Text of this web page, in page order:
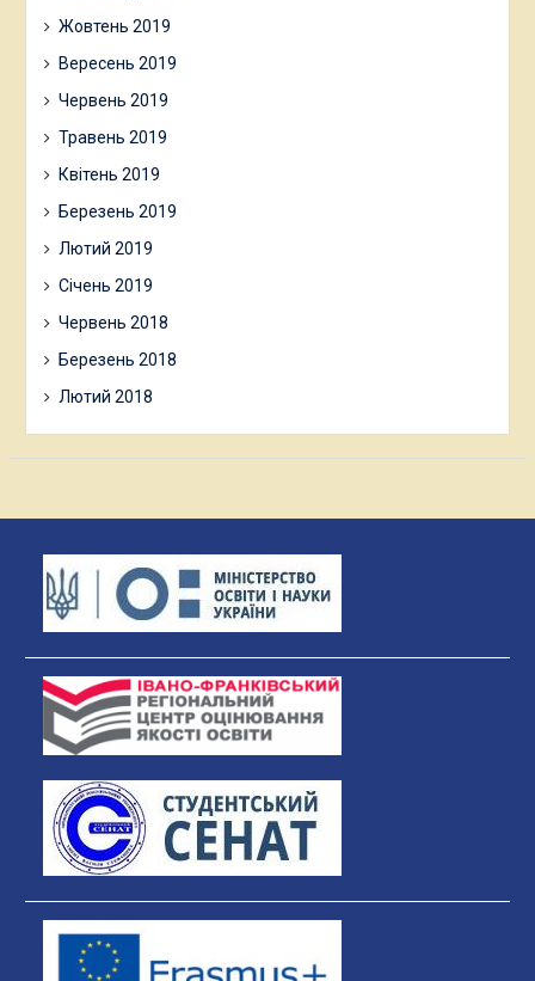
Жовтень 2019
Вересень 2019
Червень 2019
Травень 2019
Квітень 2019
Березень 2019
Лютий 2019
Січень 2019
Червень 2018
Березень 2018
Лютий 2018